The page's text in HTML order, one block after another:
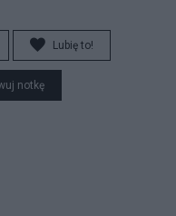
Lubię to!
notkę